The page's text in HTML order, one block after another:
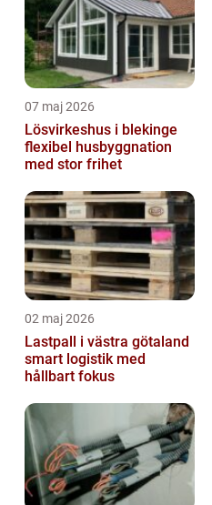
07 maj 2026
Lösvirkeshus i blekinge
flexibel husbyggnation
med stor frihet
02 maj 2026
Lastpall i västra götaland
smart logistik med
hållbart fokus